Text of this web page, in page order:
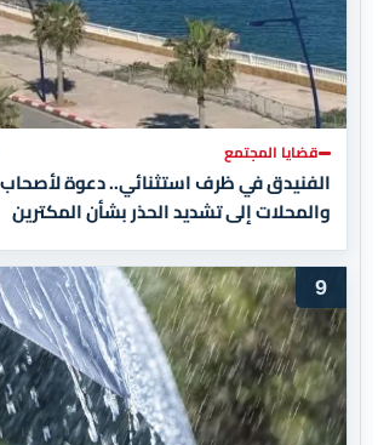
قضايا المجتمع
الفنيدق في ظرف استثنائي.. دعوة
والمحلات إلى تشديد الحذر بشأن المكترين
9